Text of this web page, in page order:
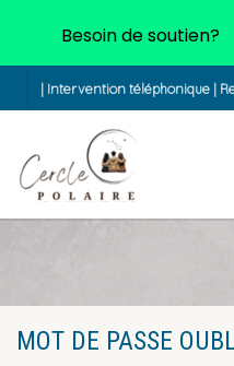
| Intervention téléphonique |
MOT DE PASSE
Besoin de soutien?